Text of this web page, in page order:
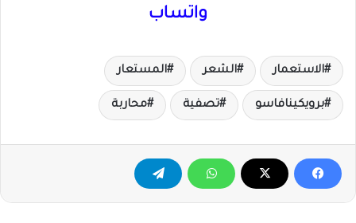
واتساب
الاستعمار الشعر المستعار
برويكينافاسو تصفية محاربة